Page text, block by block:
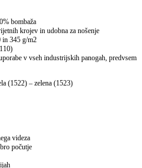
bombaža
krojev in udobna za nošenje
in 345 g/m2
v vseh industrijskih panogah, predvsem
(1522) – zelena (1523)
videza
počutje